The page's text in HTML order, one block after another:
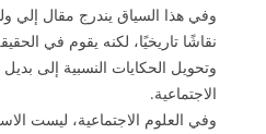
وفي هذا السياق يندرج مقال إلي
نقاشًا تاريخيًا، لكنه يقوم في
وتحويل الحكايات النسبية إلى
الاجتماعية.
وفي العلوم الاجتماعية، ليست